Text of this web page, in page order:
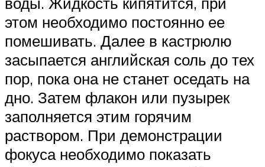
этом необходимо постоянно ее
помешивать. Далее в кастрюлю
засыпается английская соль до тех
пор, пока она не станет оседать на
дно. Затем флакон или пузырек
заполняется этим горячим
раствором. При демонстрации
фокуса необходимо показать